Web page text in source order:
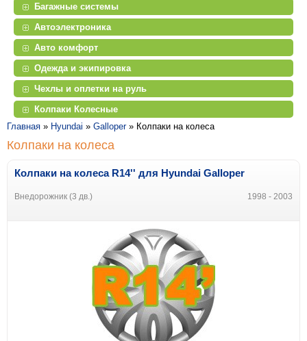
Багажные системы
Автоэлектроника
Авто комфорт
Одежда и экипировка
Чехлы и оплетки на руль
Колпаки Колесные
Главная » Hyundai » Galloper » Колпаки на колеса
Колпаки на колеса
Колпаки на колеса R14'' для Hyundai Galloper
Внедорожник (3 дв.) 1998 - 2003